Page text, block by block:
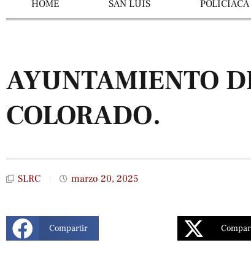
HOME SAN LUIS POLICIACA
AYUNTAMIENTO
COLORADO.
SLRC marzo 20, 2025
Compartir